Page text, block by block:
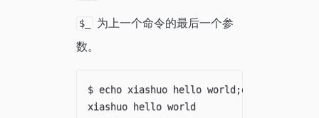
$_
为上一个命令的最后一个参
数。
$ echo xiashuo hello world;echo $_
xiashuo hello world